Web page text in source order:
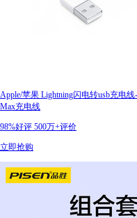
Apple/苹果 Lightning闪电转usb充电
Max充电线
98%好评 500万+评价
立即抢购